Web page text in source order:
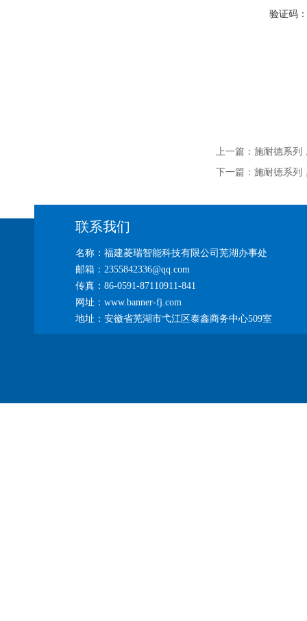
验证码：
上一篇： 施耐德系列
下一篇： 施耐德系列
联系我们
名称：福建菱瑞智能科技有限公司芜湖办事处
邮箱：2355842336@qq.com
传真：86-0591-87110911-841
网址：www.banner-fj.com
地址：安徽省芜湖市弋江区泰鑫商务中心509室